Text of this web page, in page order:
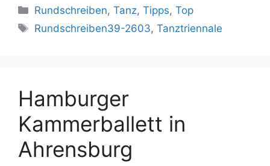
Kategorien
Rundschreiben,Tanz,Tipps,Top
Schlagwörter
Rundschreiben39-2603,Tanztriennale
Hamburger
Kammerballett in
Ahrensburg